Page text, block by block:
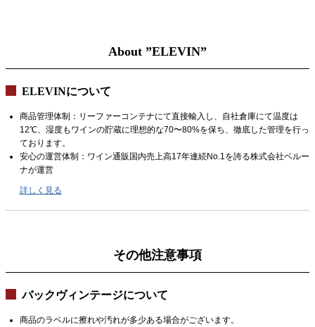
About ”ELEVIN”
ELEVINについて
商品管理体制：リーファーコンテナにて直接輸入し、自社倉庫にて温度は
12℃、湿度もワインの貯蔵に理想的な70〜80%を保ち、徹底した管理を行っ
ております。
安心の運営体制：ワイン通販国内売上高17年連続No.1を誇る株式会社ベルー
ナが運営
詳しく見る
その他注意事項
バックヴィンテージについて
商品のラベルに擦れや汚れが多少ある場合がございます。